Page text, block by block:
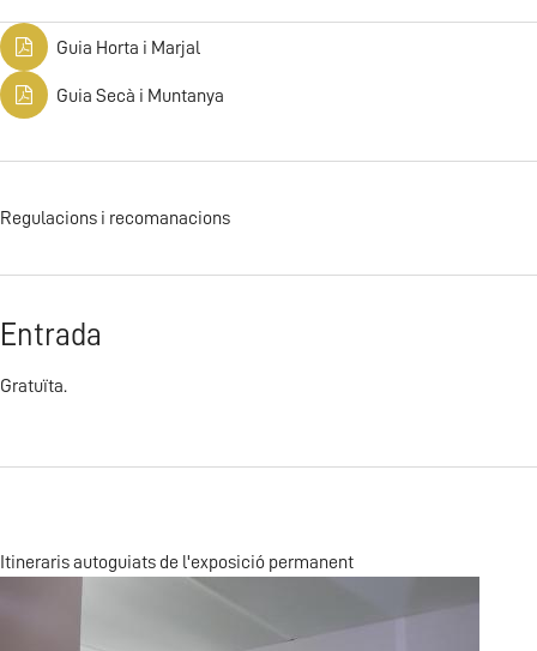
Guia Horta i Marjal
Guia Secà i Muntanya
Regulacions i recomanacions
Entrada
Gratuïta.
Itineraris autoguiats de l'exposició permanent